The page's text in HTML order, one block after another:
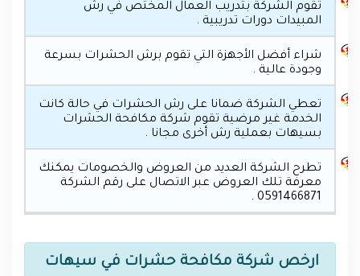
تقوم الشركة بتدريب العمال المختص في رش
المبيدات دورات تدريبية .
شراء أفضل الأجهزة التي تقوم برش الحشرات بسرعة
وجودة عالية .
تعطي الشركة ضمانا على رش الحشرات في حالة كانت
الخدمة غير مرضية تقوم شركة مكافحة الحشرات
بسيهات بعملية رش أخرى مجانا .
تطرح الشركة العديد من العروض والخصومات يمكنك
معرفة تلك العروض عبر الاتصال على رقم الشركة
0591466871 .
ارخص شركة مكافحة حشرات في سيهات